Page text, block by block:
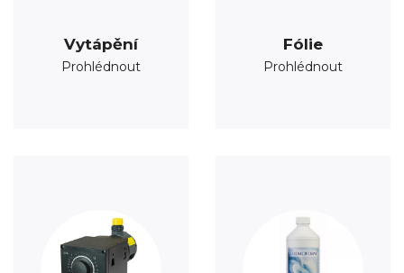
Vytápění
Prohlédnout
Fólie
Prohlédnout